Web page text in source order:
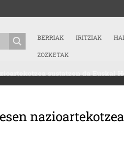
BERRIAK IRITZIAK
ZOZKETAK
sustatzen da Euskal
nazioartekotzea
(OMAL): “MEGAPROIEKTUAK ETA